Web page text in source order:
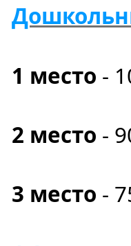
1 место -
2 место -
3 место -